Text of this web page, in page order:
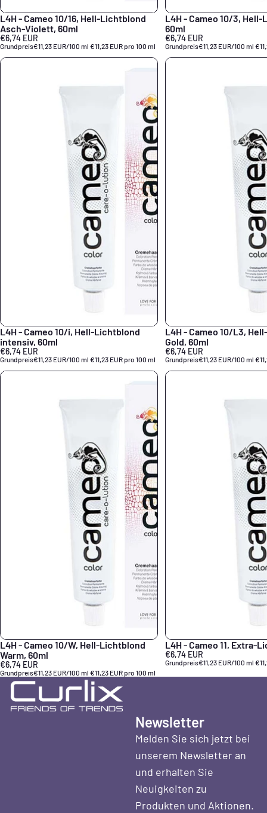
L4H - Cameo 10/16, Hell-Lichtblond
Asch-Violett, 60ml
€6,74 EUR
Grundpreis€11,23 EUR/100 ml €11,23 EUR pro 100 ml
L4H - Cameo 10/3,
60ml
€6,74 EUR
Grundpreis€11,23 EUR/100 ml
L4H - Cameo 10/i, Hell-Lichtblond
intensiv, 60ml
€6,74 EUR
Grundpreis€11,23 EUR/100 ml €11,23 EUR pro 100 ml
L4H - Cameo 10/L3,
Gold, 60ml
€6,74 EUR
Grundpreis€11,23 EUR/100 ml
L4H - Cameo 10/W, Hell-Lichtblond
Warm, 60ml
€6,74 EUR
Grundpreis€11,23 EUR/100 ml €11,23 EUR pro 100 ml
L4H - Cameo 11, Extra-
€6,74 EUR
Grundpreis€11,23 EUR/100 ml
Newsletter
Melden Sie sich jetzt bei
unserem Newsletter an
und erhalten Sie
Neuigkeiten zu
Produkten und Aktionen.